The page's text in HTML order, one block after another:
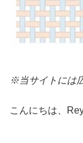
※当サイトには
こんにちは、